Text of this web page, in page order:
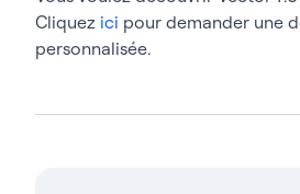
Cliquez ici pour demander une
personnalisée.